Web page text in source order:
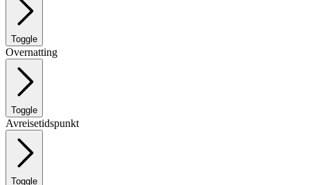
Toggle
Overnatting
Toggle
Avreisetidspunkt
Toggle